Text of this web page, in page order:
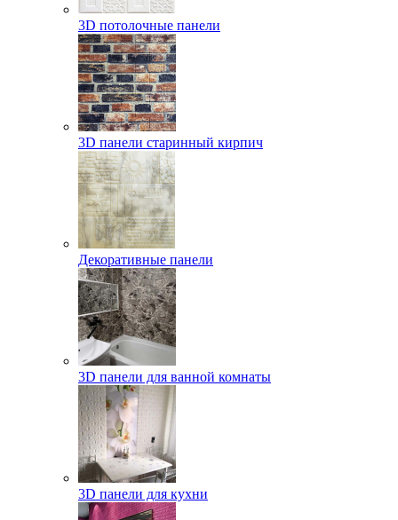
3D потолочные панели
3D панели старинный кирпич
Декоративные панели
3D панели для ванной комнаты
3D панели для кухни